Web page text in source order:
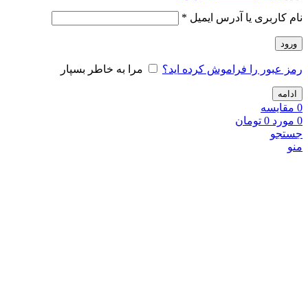
نام کاربری یا آدرس ایمیل *
ورود
رمز عبور را فراموش کرده اید؟ مرا به خاطر بسپار
ادامه
0 مقايسه
0 مورد 0 تومان
جستجو
منو